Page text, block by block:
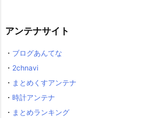
アンテナサイト
・ ブログあんてな
・ 2chnavi
・ まとめくすアンテナ
・ 時計アンテナ
・ まとめランキング